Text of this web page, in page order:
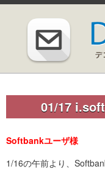
01/17
Softbankユーザ様
1/16の午前より、